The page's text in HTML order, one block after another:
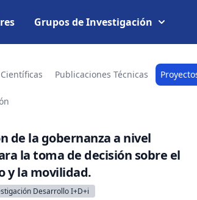
Grupos de Investigación
Publicaciones Técnicas
de la gobernanza a nivel
la toma de decisión sobre el
y la movilidad.
Desarrollo I+D+i